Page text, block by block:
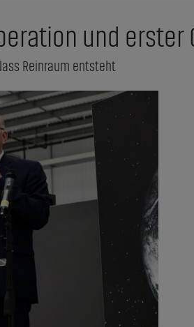
und
Reinraum entsteht